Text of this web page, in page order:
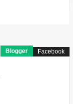
Blogger Facebook